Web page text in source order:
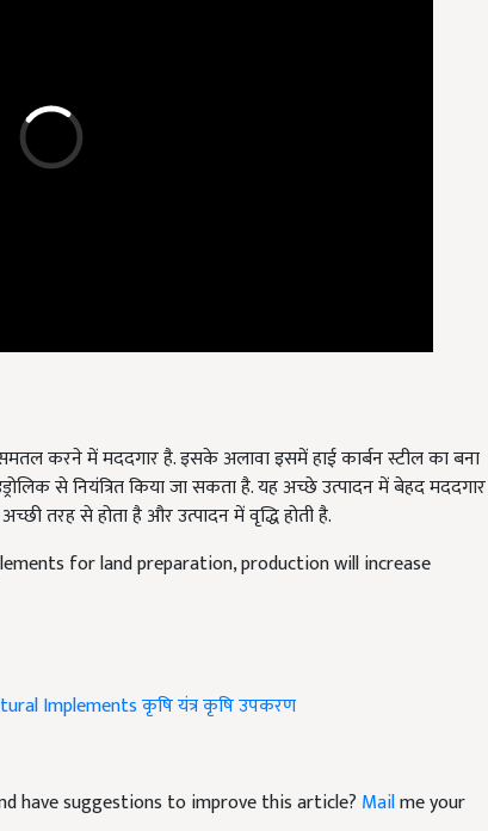
समतल करने में मददगार है. इसके अलावा इसमें हाई कार्बन स्टील का बना
से नियंत्रित किया जा सकता है. यह अच्छे उत्पादन में बेहद मददगार
तरह से होता है और उत्पादन में वृद्धि होती है.
for land preparation, production will increase
Implementsकृषि यंत्रकृषि उपकरण
have suggestions to improve this article? Mailme your